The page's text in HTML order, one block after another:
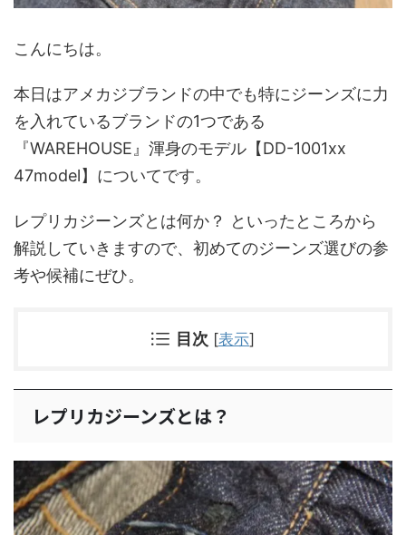
こんにちは。
本日はアメカジブランドの中でも特にジーンズに力
を入れているブランドの1つである
『WAREHOUSE』渾身のモデル【DD-1001xx
47model】についてです。
レプリカジーンズとは何か？ といったところから
解説していきますので、初めてのジーンズ選びの参
考や候補にぜひ。
目次 [表示]
レプリカジーンズとは？